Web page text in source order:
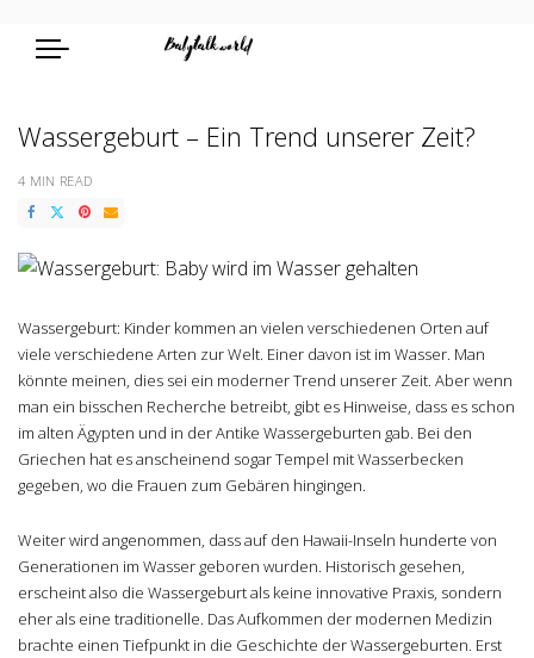
Wassergeburt – Ein Trend unserer Zeit?
4 MIN READ
Wassergeburt: Kinder kommen an vielen verschiedenen Orten auf
viele verschiedene Arten zur Welt. Einer davon ist im Wasser. Man
könnte meinen, dies sei ein moderner Trend unserer Zeit. Aber wenn
man ein bisschen Recherche betreibt, gibt es Hinweise, dass es schon
im alten Ägypten und in der Antike Wassergeburten gab. Bei den
Griechen hat es anscheinend sogar Tempel mit Wasserbecken
gegeben, wo die Frauen zum Gebären hingingen.
Weiter wird angenommen, dass auf den Hawaii-Inseln hunderte von
Generationen im Wasser geboren wurden. Historisch gesehen,
erscheint also die Wassergeburt als keine innovative Praxis, sondern
eher als eine traditionelle. Das Aufkommen der modernen Medizin
brachte einen Tiefpunkt in die Geschichte der Wassergeburten. Erst